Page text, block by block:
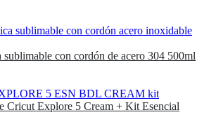
sublimable con cordón de acero 304 500ml
Cricut Explore 5 Cream + Kit Esencial